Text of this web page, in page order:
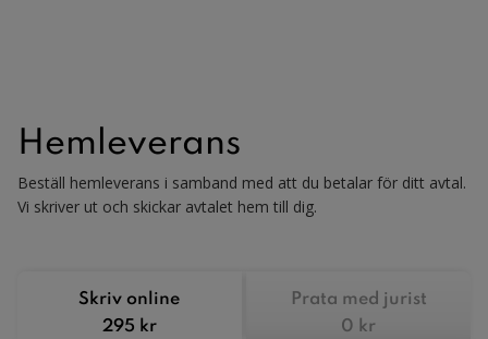
Hemleverans
Beställ hemleverans i samband med att du betalar för ditt avtal.
Vi skriver ut och skickar avtalet hem till dig.
Skriv online
295 kr
Prata med jurist
0 kr